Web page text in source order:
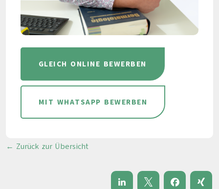
GLEICH ONLINE BEWERBEN
MIT WHATSAPP BEWERBEN
← Zurück zur Übersicht